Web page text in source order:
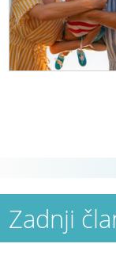
Zadnji